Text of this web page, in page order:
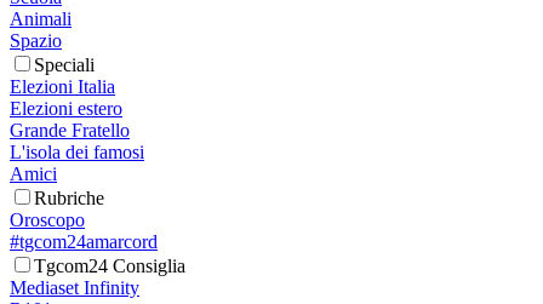
Animali
Spazio
Speciali
Elezioni Italia
Elezioni estero
Grande Fratello
L'isola dei famosi
Amici
Rubriche
Oroscopo
#tgcom24amarcord
Tgcom24 Consiglia
Mediaset Infinity